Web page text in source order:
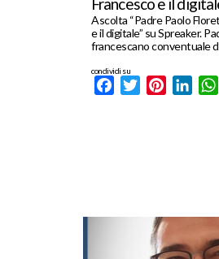
Ascolta “Padre Paolo
e il digitale” su Spreaker.
francescano conventuale
condividi su
FacebookTwitterPinterest